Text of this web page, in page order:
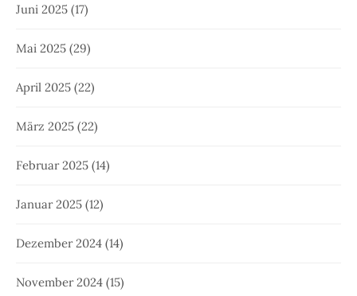
Juni 2025 (17)
Mai 2025 (29)
April 2025 (22)
März 2025 (22)
Februar 2025 (14)
Januar 2025 (12)
Dezember 2024 (14)
November 2024 (15)